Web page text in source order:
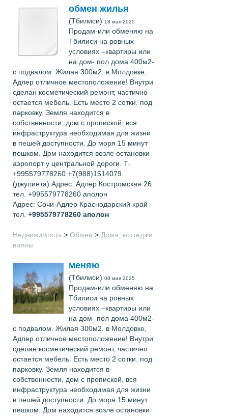
обмен жилья
(Тбилиси) 18 мая 2025
Продам-или обменяю на
Тбилиси на ровных
условиях –квартиры или
на дом- пол дома 400м2-
с подвалом. Жилая 300м2. в Молдовке,
Адлер отличное местоположение! Внутри
сделан косметический ремонт, частично
остается мебель. Есть место 2 сотки. под
парковку. Земля находится в
собственности, дом с пропиской, вся
инфраструктура необходимая для жизни
в пешей доступности. До моря 15 минут
пешком. Дом находится возле остановки
аэропорт у центральной дороги. Т-
+995579778260 +7(988)1514079.
(джулиета) Адрес: Адлер Костромская 26
тел. +995579778260 аполон
Адрес: Сочи-Адлер Краснодарский край
тел. +995579778260 аполон
Недвижимость > Обмен > Дома, коттеджи,
виллы
меняю
(Тбилиси) 08 мая 2025
Продам-или обменяю на
Тбилиси на ровных
условиях –квартиры или
на дом- пол дома 400м2-
с подвалом. Жилая 300м2. в Молдовке,
Адлер отличное местоположение! Внутри
сделан косметический ремонт, частично
остается мебель. Есть место 2 сотки. под
парковку. Земля находится в
собственности, дом с пропиской, вся
инфраструктура необходимая для жизни
в пешей доступности. До моря 15 минут
пешком. Дом находится возле остановки